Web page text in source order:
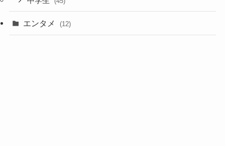
エンタメ (12)